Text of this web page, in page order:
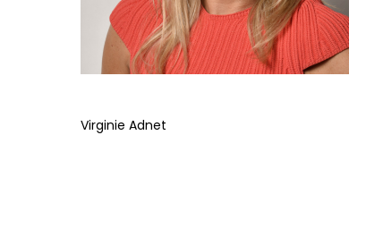
Virginie Adnet